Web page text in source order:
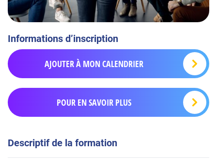
Informations d’inscription
AJOUTER À MON CALENDRIER
POUR EN SAVOIR PLUS
Descriptif de la formation